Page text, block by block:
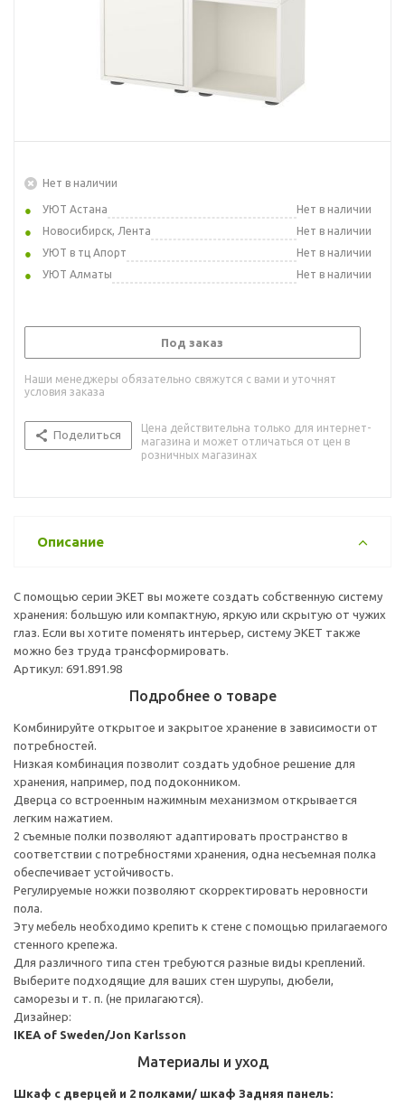
Нет в наличии
УЮТ Астана
Нет в наличии
Новосибирск, Лента
Нет в наличии
УЮТ в тц Апорт
Нет в наличии
УЮТ Алматы
Нет в наличии
Под заказ
Наши менеджеры обязательно свяжутся с вами и уточнят
условия заказа
Поделиться
Цена действительна только для интернет-
магазина и может отличаться от цен в
розничных магазинах
Описание
С помощью серии ЭКЕТ вы можете создать собственную систему
хранения: большую или компактную, яркую или скрытую от чужих
глаз. Если вы хотите поменять интерьер, систему ЭКЕТ также
можно без труда трансформировать.
Артикул: 691.891.98
Подробнее о товаре
Комбинируйте открытое и закрытое хранение в зависимости от
потребностей.
Низкая комбинация позволит создать удобное решение для
хранения, например, под подоконником.
Дверца со встроенным нажимным механизмом открывается
легким нажатием.
2 съемные полки позволяют адаптировать пространство в
соответствии с потребностями хранения, одна несъемная полка
обеспечивает устойчивость.
Регулируемые ножки позволяют скорректировать неровности
пола.
Эту мебель необходимо крепить к стене с помощью прилагаемого
стенного крепежа.
Для различного типа стен требуются разные виды креплений.
Выберите подходящие для ваших стен шурупы, дюбели,
саморезы и т. п. (не прилагаются).
Дизайнер:
IKEA of Sweden/Jon Karlsson
Материалы и уход
Шкаф с дверцей и 2 полками/ шкаф Задняя панель: